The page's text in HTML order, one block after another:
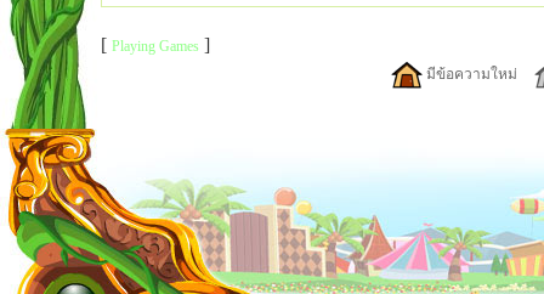
[ Playing Games ]
มีข้อความใหม่